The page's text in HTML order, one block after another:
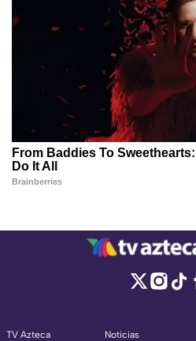
TV Azteca
Noticias